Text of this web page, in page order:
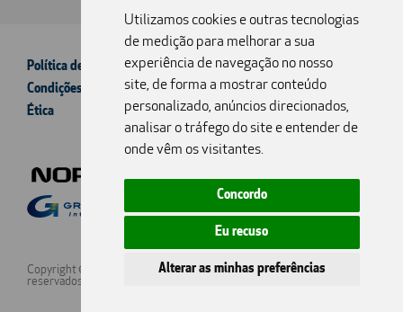
Utilizamos cookies e outras tecnologias
de medição para melhorar a sua
experiência de navegação no nosso
site, de forma a mostrar conteúdo
personalizado, anúncios direcionados,
analisar o tráfego do site e entender de
onde vêm os visitantes.
Concordo
Eu recuso
Alterar as minhas preferências
Política de Privacidade
Conflitos Consumo
Condições Comerciais
Livro Reclamações
Ética
Termos & Condições Política de Cookies
Copyright © 2026 Nors Aftermarket Portugal - Todos os direitos
reservados.